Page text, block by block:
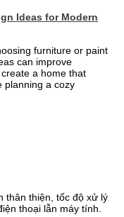
Ideas for Modern
furniture or paint
can improve
a home that
planning a cozy
thân thiện, tốc độ xử lý
thoại lẫn máy tính.